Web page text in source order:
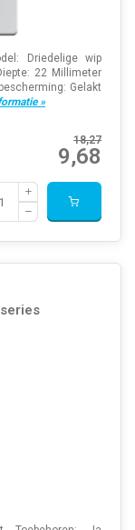
Driedelige wip
22 Millimeter
Gelakt
»
18,27
9,68